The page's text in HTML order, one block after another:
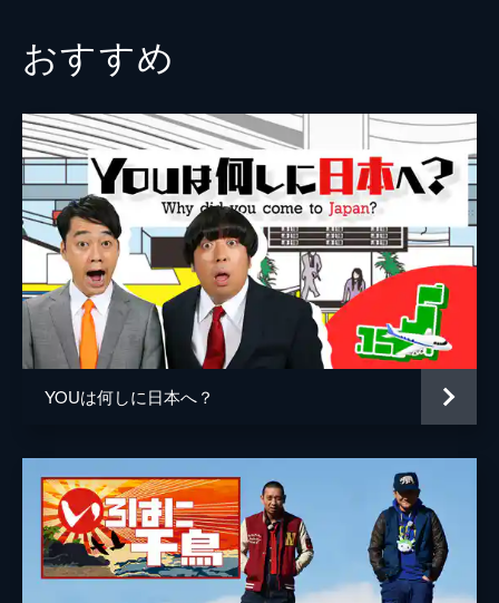
2015/4/30放送 「奇界遺産×ペニス博物館
&神の洞窟」
スランドへ｡世界的にも珍しいペニス博物館
や､氷河地帯に眠る超絶の景色･神の洞窟に潜
入&激写!異次元の光景をお届けする｡
33分
2015/5/14放送 「恐怖と神秘の洞窟探検」
国内外1000以上の未踏洞窟を探検した洞窟
探検家が登場｡彼が目にした地底に眠る神秘
の絶景や､死ぬかと思った難所ワースト3を紹
介する｡
34分
2015/5/28放送 「アラスカに取り憑かれた
そこには一朝一夕では見ることのできない
｢ド迫力のオーロラ｣や｢動物たちの未知なる
姿｣があった!
35分
2015/6/11放送 ｢世界四大廃墟巡礼の旅｣前
おすすめ
YOUは何しに日本へ？